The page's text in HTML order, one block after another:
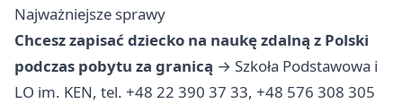
Najważniejsze sprawy
Chcesz zapisać dziecko na naukę zdalną z Polski
podczas pobytu za granicą → Szkoła Podstawowa i
LO im. KEN, tel. +48 22 390 37 33, +48 576 308 305